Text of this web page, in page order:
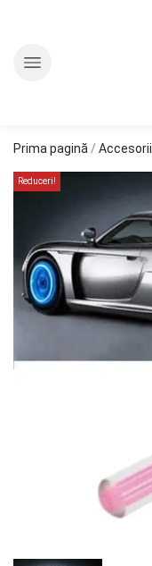
Prima pagină /
Reduceri!